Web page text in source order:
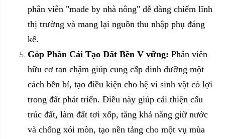
phân viên "made by nhà nông" dễ dàng chiếm lĩnh
thị trường và mang lại nguồn thu nhập phụ đáng
kể.
Góp Phần Cải Tạo Đất Bền V vững: Phân viên
hữu cơ tan chậm giúp cung cấp dinh dưỡng một
cách bền bỉ, tạo điều kiện cho hệ vi sinh vật có lợi
trong đất phát triển. Điều này giúp cải thiện cấu
trúc đất, làm đất tơi xốp, tăng khả năng giữ nước
và chống xói mòn, tạo nền tảng cho một vụ mùa